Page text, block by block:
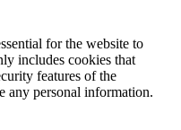
for the website to
includes cookies that
features of the
any personal information.